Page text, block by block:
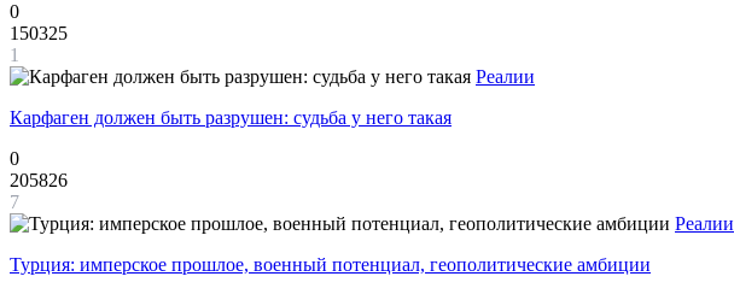
0
150325
1
Реалии
Карфаген должен быть разрушен: судьба у него такая
0
205826
7
Реалии
Турция: имперское прошлое, военный потенциал, геополитические амбиции